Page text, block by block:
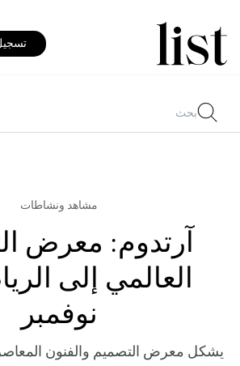
مشاهد ونشاطات
آرتدوم: معرض
العالمي إلى
نوفمبر
يشكل معرض التصميم والفنون